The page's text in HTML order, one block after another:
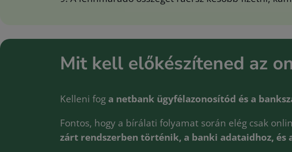
Mit kell előkészítened az
Kelleni fog a netbank ügyfélazonosítód és a
Fontos, hogy a bírálati folyamat során elég csak
zárt rendszerben történik, a banki adataidhoz, és